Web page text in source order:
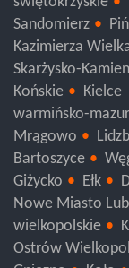
świętokrzyskie
Sandomierz
Kazimierza
Skarżysko-
Końskie
Kielce
warmińsko-
Mrągowo
Bartoszyce
Giżycko
Ełk
Nowe Miasto
wielkopolskie
Ostrów